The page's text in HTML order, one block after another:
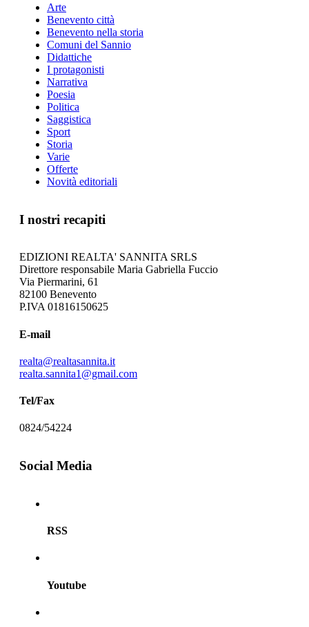
Arte
Benevento città
Benevento nella storia
Comuni del Sannio
Didattiche
I protagonisti
Narrativa
Poesia
Politica
Saggistica
Sport
Storia
Varie
Offerte
Novità editoriali
I nostri recapiti
EDIZIONI REALTA' SANNITA SRLS
Direttore responsabile Maria Gabriella Fuccio
Via Piermarini, 61
82100 Benevento
P.IVA 01816150625
E-mail
realta@realtasannita.it
realta.sannita1@gmail.com
Tel/Fax
0824/54224
Social Media
RSS
Youtube